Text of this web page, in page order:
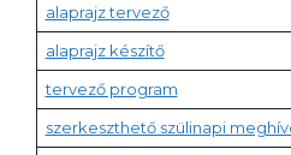
alaprajz tervező
alaprajz készítő
tervező program
szerkeszthető szülinapi